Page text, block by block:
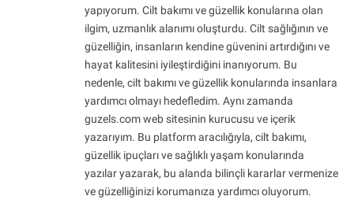
yapıyorum. Cilt bakımı ve güzellik konularına olan
ilgim, uzmanlık alanımı oluşturdu. Cilt sağlığının ve
güzelliğin, insanların kendine güvenini artırdığını ve
hayat kalitesini iyileştirdiğini inanıyorum. Bu
nedenle, cilt bakımı ve güzellik konularında insanlara
yardımcı olmayı hedefledim. Aynı zamanda
guzels.com web sitesinin kurucusu ve içerik
yazarıyım. Bu platform aracılığıyla, cilt bakımı,
güzellik ipuçları ve sağlıklı yaşam konularında
yazılar yazarak, bu alanda bilinçli kararlar vermenize
ve güzelliğinizi korumanıza yardımcı oluyorum.